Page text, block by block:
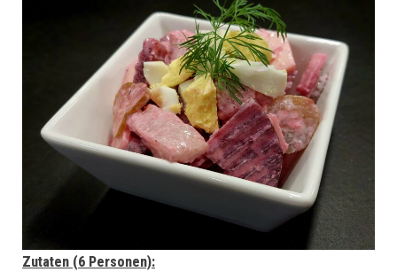
Zutaten (6 Personen):